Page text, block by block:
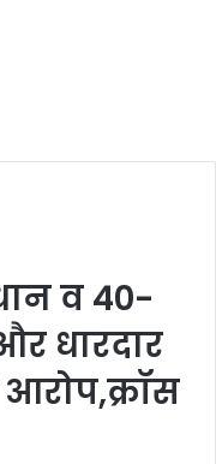
व 40-
धारदार